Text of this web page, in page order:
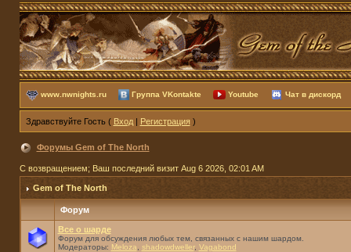
www.nwnights.ru Группа VKontakte Youtube Чат в дискорд
Здравствуйте Гость ( Вход| Регистрация)
Форумы Gem of The North
С возвращением; Ваш последний визит Aug 6 2026, 02:01 AM
Gem of The North
Форум
Все о шарде
Форум для обсуждения любых тем, связанных с нашим шардом.
Модераторы: Meloza shadowdweller, Vagabond